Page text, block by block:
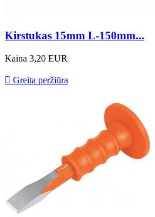
Kirstukas 15mm L-150mm...
Kaina 3,20 EUR
 Greita peržiūra